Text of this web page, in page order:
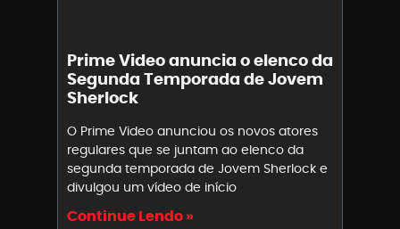
Prime Video anuncia o elenco da
Segunda Temporada de Jovem
Sherlock
O Prime Video anunciou os novos atores
regulares que se juntam ao elenco da
segunda temporada de Jovem Sherlock e
divulgou um vídeo de início
Continue Lendo »